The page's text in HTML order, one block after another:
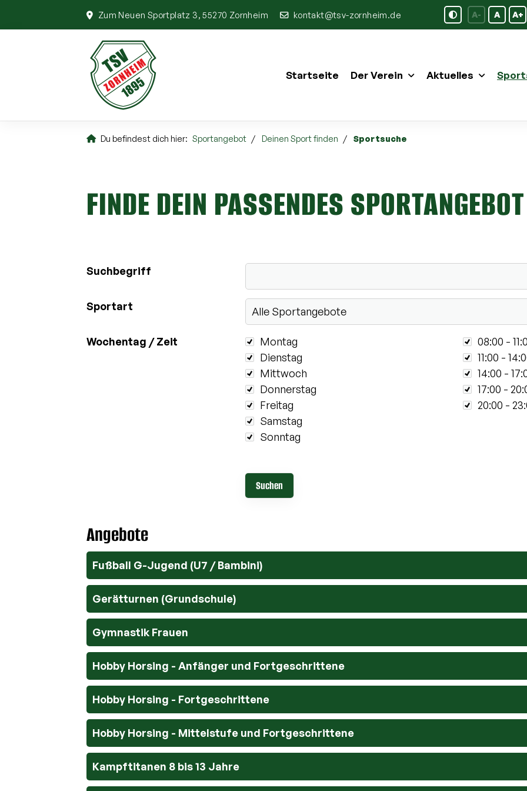
Zum Neuen Sportplatz 3, 55270 Zornheim kontakt@tsv-zornheim.de A- A A+
Startseite Der Verein Aktuelles
Du befindest dich hier: Sportangebot Deinen Sport finden Sportsuche
FINDE DEIN PASSENDES SPORTANGEBOT
Suchbegriff
Sportart
Wochentag / Zeit Wochentag
Montag
Dienstag
Mittwoch
Donnerstag
Freitag
Samstag
Sonntag
Zeit 08:00 -
11:00 -
14:00 -
17:00 -
20:00 -
Angebote
Fußball G-Jugend (U7 / Bambini)
Gerätturnen (Grundschule)
Gymnastik Frauen
Hobby Horsing - Anfänger und Fortgeschrittene
Hobby Horsing - Fortgeschrittene
Hobby Horsing - Mittelstufe und Fortgeschrittene
Kampftitanen 8 bis 13 Jahre